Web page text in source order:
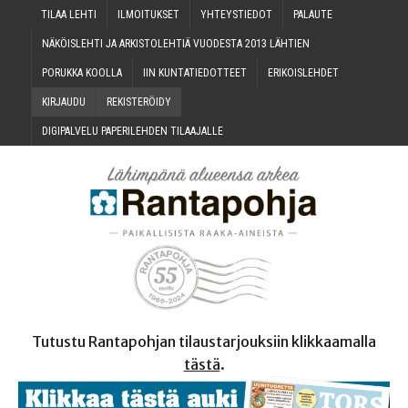
TILAA LEH­TI ILMOI­TUK­SET YHTEYS­TIE­DOT PALAU­TE
NÄKÖIS­LEH­TI JA ARKIS­TO­LEH­TIÄ VUO­DES­TA 2013 LÄHTIEN
PORUK­KA KOOLLA IIN KUN­TA­TIE­DOT­TEET ERI­KOIS­LEH­DET
KIR­JAU­DU REKIS­TE­RÖI­DY
DIGI­PAL­VE­LU PAPE­RI­LEH­DEN TILAAJALLE
Tutustu Rantapohjan tilaustarjouksiin klikkaamalla
tästä.